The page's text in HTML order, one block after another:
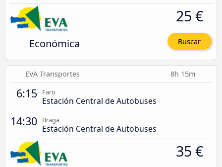
Económica
25 €
Buscar
EVA Transportes 8h 15m
6:15 Faro
Estación Central de Autobuses
14:30 Braga
Estación Central de Autobuses
35 €